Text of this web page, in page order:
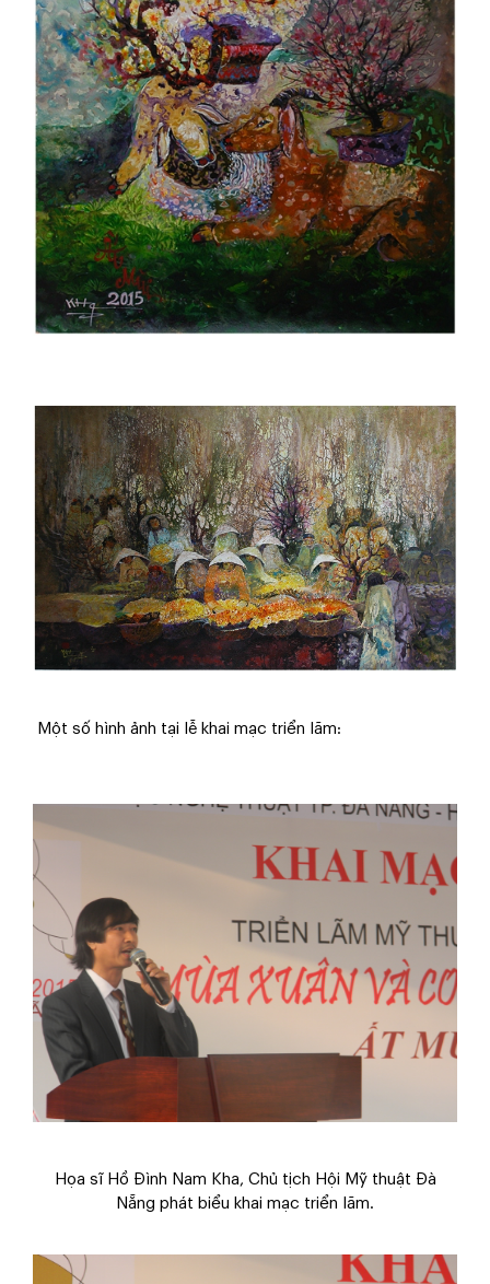
Một số hình ảnh tại lễ khai mạc triển lãm:
Họa sĩ Hồ Đình Nam Kha, Chủ tịch Hội Mỹ thuật Đà
Nẵng phát biểu khai mạc triển lãm.